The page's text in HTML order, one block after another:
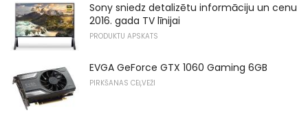
Sony sniedz detalizētu informāciju un cenu
2016. gada TV līnijai
PRODUKTU APSKATS
EVGA GeForce GTX 1060 Gaming 6GB
PIRKŠANAS CEĻVEŽI